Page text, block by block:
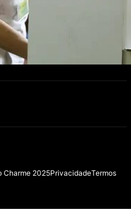
Charme 2025PrivacidadeTermos